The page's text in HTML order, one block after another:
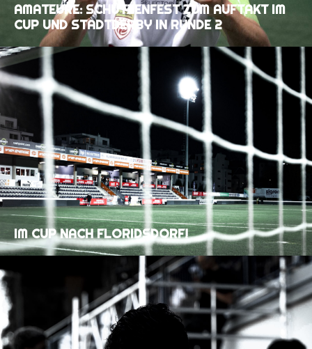
AMATEURE: SCHÜTZENFEST ZUM AUFTAKT IM
CUP UND STADTDERBY IN RUNDE 2
IM CUP NACH FLORIDSDORF!